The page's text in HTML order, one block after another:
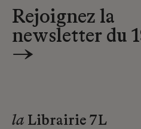
Rejoignez la
newsletter du
→
la Librairie 7L